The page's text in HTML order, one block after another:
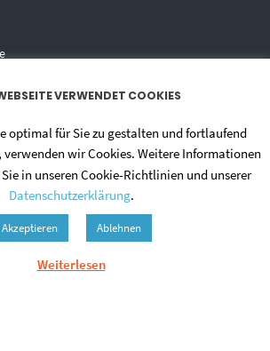
und
VERWENDET COOKIES
optimal für Sie zu gestalten und fortlaufend
verwenden wir Cookies. Weitere Informationen
in unseren Cookie-Richtlinien und unserer
Datenschutzerklärung.
Akzeptieren Ablehnen
Weiterlesen